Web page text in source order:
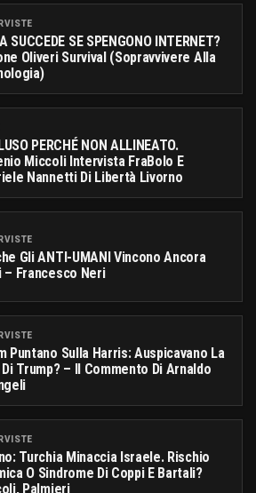
SUCCEDE SE SPENGONO INTERNET?
Oliveri Survival (sopravvivere Alla
PERCHÉ NON ALLINEATO.
Miccoli Intervista FraBolo E
Nannetti Di Libertà Livorno
Gli ANTI-UMANI Vincono Ancora
– Francesco Neri
Puntano Sulla Harris: Auspicavano La
Di Trump? – Il Commento Di Arnaldo
Turchia Minaccia Israele. Rischio
O Sindrome Di Coppi E Bartali?
Palmieri